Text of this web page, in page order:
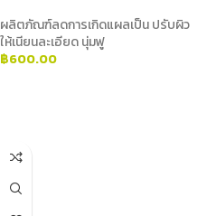
ผลิตภัณฑ์ลดการเกิดแผลเป็น ปรับผิว
ให้เนียนละเอียด นุ่มฟู
฿600.00